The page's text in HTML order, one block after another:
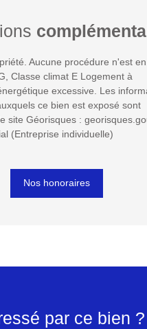
Aucune procédure n'est en
Classe climat E Logement à
excessive. Les
ce bien est exposé sont
site Géorisques :
(Entreprise individuelle)
Nos honoraires
par ce bien ?